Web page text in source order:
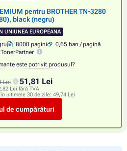
pentru BROTHER TN-3280
black (negru)
UNIUNEA EUROPEANA
8000 pagini
0,65 ban / pagină
TonerPartner
este potrivit produsul?
Lei 51,81 Lei
Lei fără TVA
ultimele 30 de zile: 49,74 Lei
de cumpărături